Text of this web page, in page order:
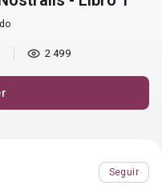
2 499
Seguir